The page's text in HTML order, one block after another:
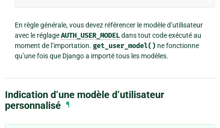
En règle générale, vous devez référencer le modèle d’utilisateur
avec le réglageAUTH_USER_MODELdans tout code exécuté au
moment de l’importation. get_user_model() ne fonctionne
qu’une fois que Django a importé tous les modèles.
Indication d’une modèle d’utilisateur
personnalisé ¶